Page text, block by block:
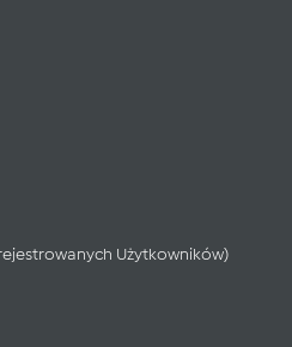
Użytkowników)